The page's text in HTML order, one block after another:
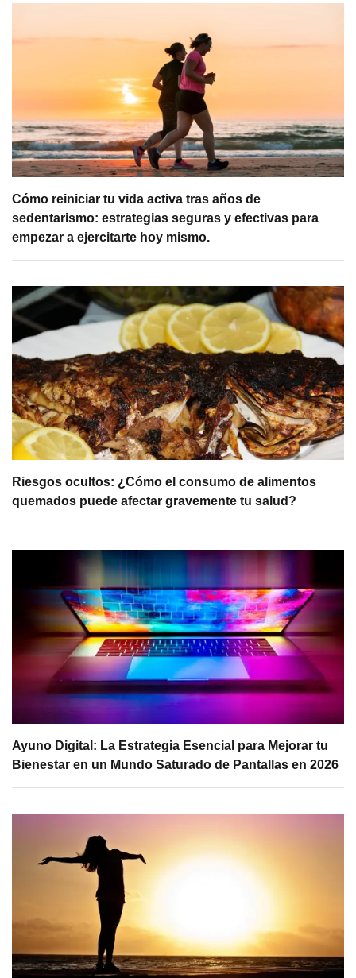
Cómo reiniciar tu vida activa tras años de
sedentarismo: estrategias seguras y efectivas para
empezar a ejercitarte hoy mismo.
Riesgos ocultos: ¿Cómo el consumo de alimentos
quemados puede afectar gravemente tu salud?
Ayuno Digital: La Estrategia Esencial para Mejorar tu
Bienestar en un Mundo Saturado de Pantallas en 2026